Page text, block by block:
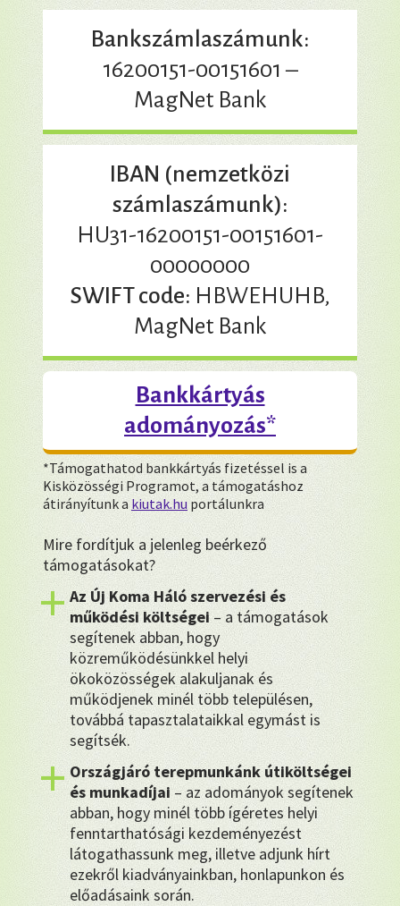
Bankszámlaszámunk:
16200151-00151601 –
MagNet Bank
IBAN (nemzetközi
számlaszámunk):
HU31-16200151-00151601-
00000000
SWIFT code: HBWEHUHB,
MagNet Bank
Bankkártyás
adományozás*
*Támogathatod bankkártyás fizetéssel is a
Kisközösségi Programot, a támogatáshoz
átirányítunk akiutak.huportálunkra
Mire fordítjuk a jelenleg beérkező
támogatásokat?
Az Új Koma Háló szervezési és
működési költségei– a támogatások
segítenek abban, hogy
közreműködésünkkel helyi
ökoközösségek alakuljanak és
működjenek minél több településen,
továbbá tapasztalataikkal egymást is
segítsék.
Országjáró terepmunkánk útiköltségei
és munkadíjai– az adományok segítenek
abban, hogy minél több ígéretes helyi
fenntarthatósági kezdeményezést
látogathassunk meg, illetve adjunk hírt
ezekről kiadványainkban, honlapunkon és
előadásaink során.